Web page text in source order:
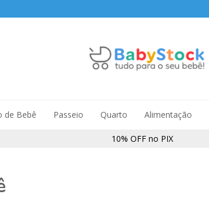
10% OFF no PIX
de Bebê Passeio Quarto Alimentação